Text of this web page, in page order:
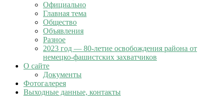
Официально
Главная тема
Общество
Объявления
Разное
2023 год — 80-летие освобождения района от
немецко-фашистских захватчиков
О сайте
Документы
Фотогалерея
Выходные данные, контакты